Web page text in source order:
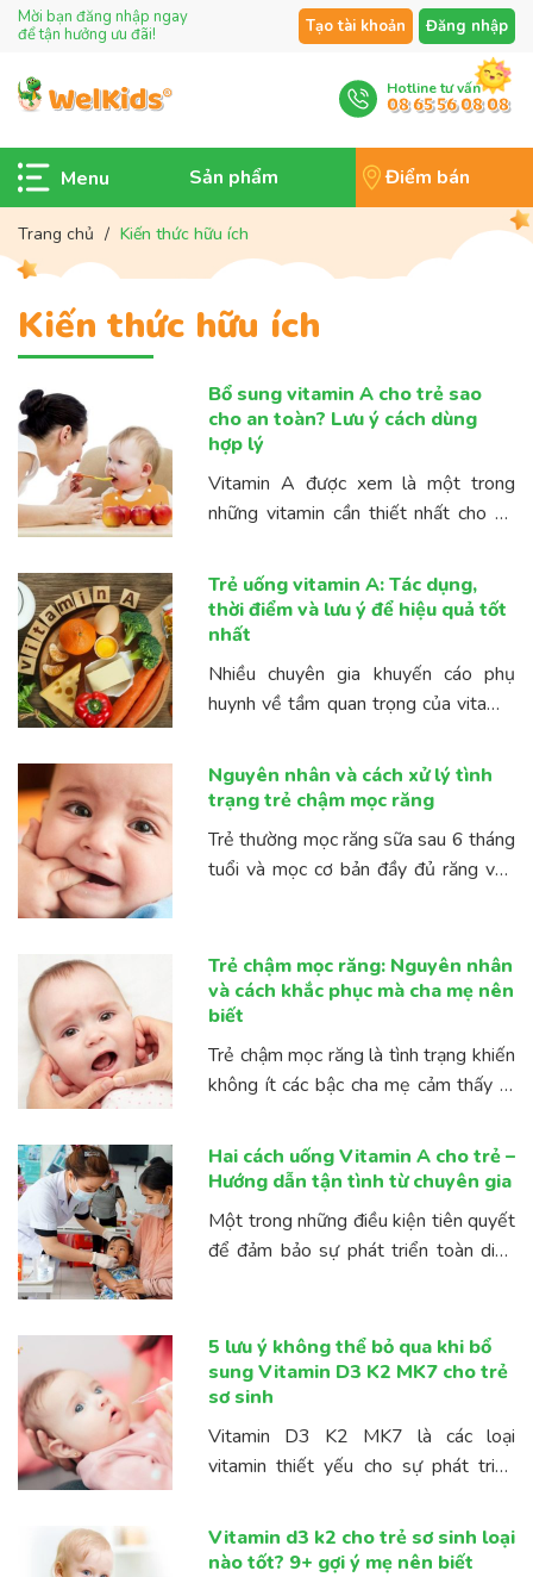
Mời bạn đăng nhập ngay
để tận hưởng ưu đãi!
Tạo tài khoản Đăng nhập
Hotline tư vấn
08 65 56 08 08
Sản phẩm Điểm bán
Trang chủ / Kiến thức hữu ích
Kiến thức hữu ích
Bổ sung vitamin A cho trẻ sao
cho an toàn? Lưu ý cách dùng
hợp lý
Vitamin A được xem là một trong
những vitamin cần thiết nhất cho sự
khỏe của trẻ. Trong bài viết này,
chúng tôi ...
Trẻ uống vitamin A: Tác dụng,
thời điểm và lưu ý để hiệu quả tốt
nhất
Nhiều chuyên gia khuyến cáo phụ
huynh về tầm quan trọng của vitamin
trẻ. Tuy nhiên, nhiều cha mẹ vẫn đang
thắc ...
Nguyên nhân và cách xử lý tình
trạng trẻ chậm mọc răng
Trẻ thường mọc răng sữa sau 6 tháng
tuổi và mọc cơ bản đầy đủ răng vào
chậm ...
Trẻ chậm mọc răng: Nguyên nhân
và cách khắc phục mà cha mẹ nên
biết
Trẻ chậm mọc răng là tình trạng khiến
không ít các bậc cha mẹ cảm thấy lo
đúng. Bởi tình trạng này đôi khi gây ...
Hai cách uống Vitamin A cho trẻ –
Hướng dẫn tận tình từ chuyên gia
Một trong những điều kiện tiên quyết
để đảm bảo sự phát triển toàn diện
Cho ...
5 lưu ý không thể bỏ qua khi bổ
sung Vitamin D3 K2 MK7 cho trẻ
sơ sinh
Vitamin D3 K2 MK7 là các loại
vitamin thiết yếu cho sự phát triển
xương. Một trong những cách để bổ
sung các loại ...
Vitamin d3 k2 cho trẻ sơ sinh loại
nào tốt? 9+ gợi ý mẹ nên biết